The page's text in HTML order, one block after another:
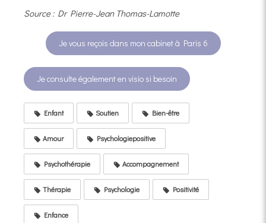
Source : Dr Pierre-Jean Thomas-Lamotte
Je vous reçois dans mon cabinet à Paris 6
Je consulte également en visio si besoin
Enfant Soutien Bien-être
Amour Psychologiepositive
Psychothérapie Accompagnement
Thérapie Psychologie Positivité
Enfance